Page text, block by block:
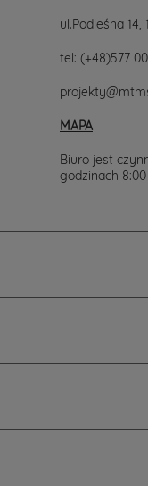
ul.Podleśna 14,
tel: (+48)577
MAPA
Biuro jest
godzinach 8:00